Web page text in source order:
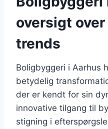
oversigt
trends
Boligbyggeri i Aarhus
betydelig
der er kendt for sin
innovative tilgang til
stigning i